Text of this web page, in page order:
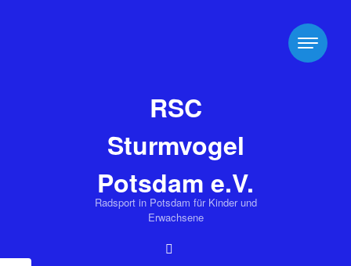
RSC
Sturmvogel
Potsdam e.V.
Radsport in Potsdam für Kinder und
Erwachsene